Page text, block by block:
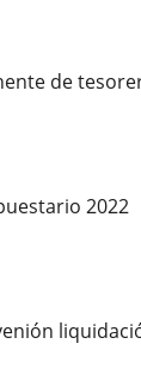
de
2022